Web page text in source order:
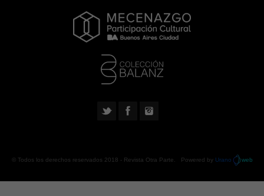
© Todos los derechos reservados 2018 - Revista Otra Parte . Powered by Urano web